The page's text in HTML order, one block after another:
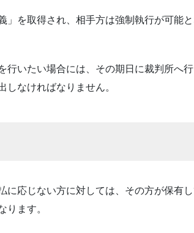
」を取得され、相手方は強制執行が可能
行いたい場合には、その期日に裁判所へ行
なければなりません。
に応じない方に対しては、その方が保有し
ります。